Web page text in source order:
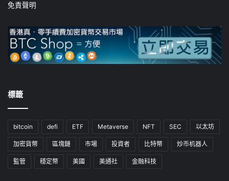
免責聲明
標籤
bitcoin defi ETF Metaverse NFT SEC 以太坊
加密貨幣 區塊鏈 市場 投資者 比特幣 炒币机器人
監管 穩定幣 美國 美通社 金融科技